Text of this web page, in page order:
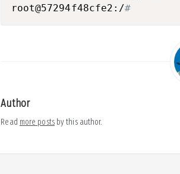
root@57294f48cfe2:/#
Author
Read more postsby this author.